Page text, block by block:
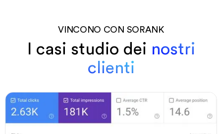
VINCONO CON SORANK
I casi studio dei nostri
clienti